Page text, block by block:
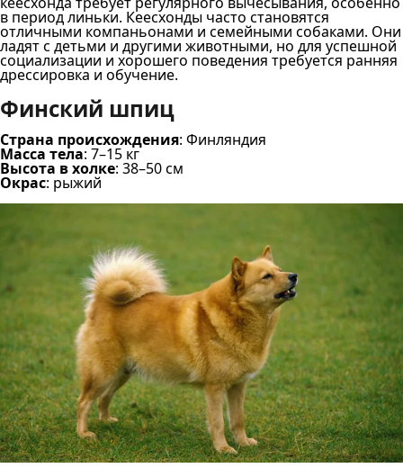
в период линьки. Кеесхонды часто становятся
отличными компаньонами и семейными собаками. Они
ладят с детьми и другими животными, но для успешной
социализации и хорошего поведения требуется ранняя
дрессировка и обучение.
Финский шпиц
Страна происхождения: Финляндия
Масса тела: 7–15 кг
Высота в холке: 38–50 см
Окрас: рыжий